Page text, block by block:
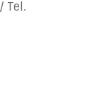
/ Tel.